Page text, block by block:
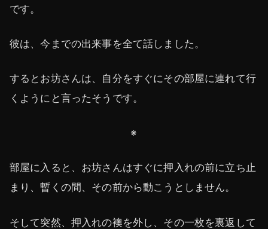
です。
彼は、今までの出来事を全て話しました。
するとお坊さんは、自分をすぐにその部屋に連れて行
くようにと言ったそうです。
※
部屋に入ると、お坊さんはすぐに押入れの前に立ち止
まり、暫くの間、その前から動こうとしません。
そして突然、押入れの襖を外し、その一枚を裏返して